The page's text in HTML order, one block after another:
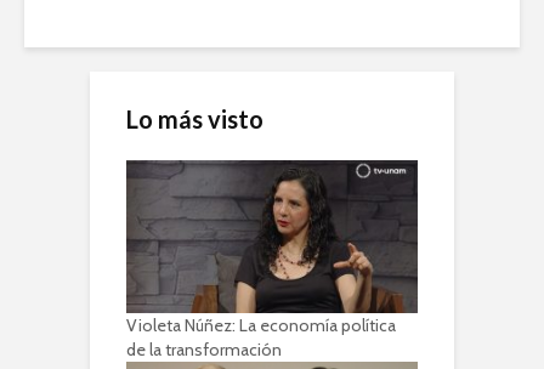
Lo más visto
Violeta Núñez: La economía política
de la transformación